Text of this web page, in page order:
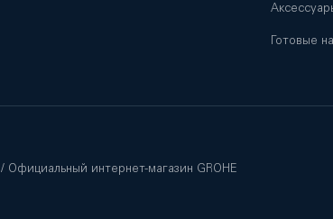
Готовые
/ Официальный интернет-магазин GROHE